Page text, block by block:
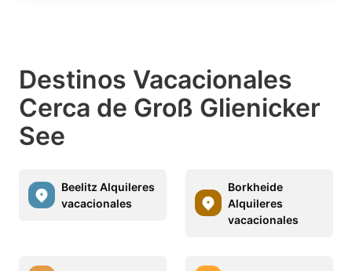
Destinos Vacacionales
Cerca de Groß Glienicker
See
Beelitz Alquileres
vacacionales
Borkheide
Alquileres
vacacionales